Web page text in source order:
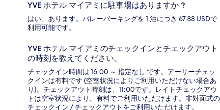
YVE ホテル マイアミに駐車場はありますか ?
はい、あります。バレーパーキングを 1 泊につき 67.88 USDで
利用可能です。
YVE ホテル マイアミのチェックインとチェックアウト
の時刻を教えてください。
チェックイン時間は 16:00 ～ 指定なし です。アーリーチェッ
クインは有料です (空室状況によりご利用いただけない場合あ
り)。チェックアウト時刻は、11:00です。レイトチェックアウ
トは空室状況により、有料でご利用いただけます。非対面式の
チェックイン / チェックアウトをご利用いただけます。